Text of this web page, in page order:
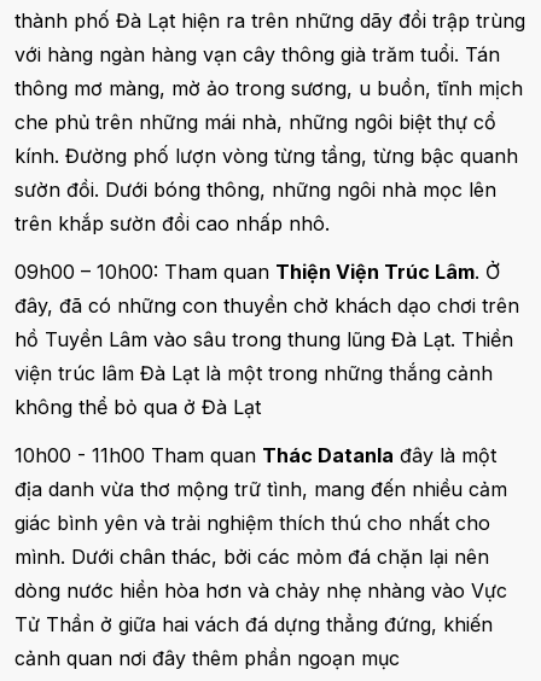
thành phố Đà Lạt hiện ra trên những dãy đồi trập trùng
với hàng ngàn hàng vạn cây thông già trăm tuổi. Tán
thông mơ màng, mờ ảo trong sương, u buồn, tĩnh mịch
che phủ trên những mái nhà, những ngôi biệt thự cổ
kính. Đường phố lượn vòng từng tầng, từng bậc quanh
sườn đồi. Dưới bóng thông, những ngôi nhà mọc lên
trên khắp sườn đồi cao nhấp nhô.
09h00 – 10h00: Tham quan Thiện Viện Trúc Lâm. Ở
đây, đã có những con thuyền chở khách dạo chơi trên
hồ Tuyền Lâm vào sâu trong thung lũng Đà Lạt. Thiền
viện trúc lâm Đà Lạt là một trong những thắng cảnh
không thể bỏ qua ở Đà Lạt
10h00 - 11h00 Tham quan Thác Datanla đây là một
địa danh vừa thơ mộng trữ tình, mang đến nhiều cảm
giác bình yên và trải nghiệm thích thú cho nhất cho
mình. Dưới chân thác, bởi các mỏm đá chặn lại nên
dòng nước hiền hòa hơn và chảy nhẹ nhàng vào Vực
Tử Thần ở giữa hai vách đá dựng thẳng đứng, khiến
cảnh quan nơi đây thêm phần ngoạn mục